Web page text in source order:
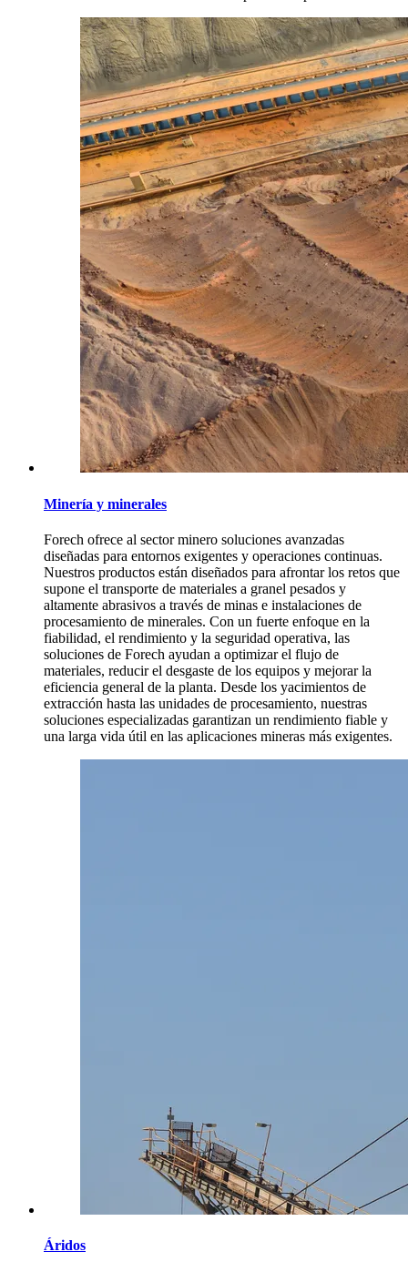
Minería y minerales
Forech ofrece al sector minero soluciones avanzadas
diseñadas para entornos exigentes y operaciones continuas.
Nuestros productos están diseñados para afrontar los retos que
supone el transporte de materiales a granel pesados y
altamente abrasivos a través de minas e instalaciones de
procesamiento de minerales. Con un fuerte enfoque en la
fiabilidad, el rendimiento y la seguridad operativa, las
soluciones de Forech ayudan a optimizar el flujo de
materiales, reducir el desgaste de los equipos y mejorar la
eficiencia general de la planta. Desde los yacimientos de
extracción hasta las unidades de procesamiento, nuestras
soluciones especializadas garantizan un rendimiento fiable y
una larga vida útil en las aplicaciones mineras más exigentes.
Áridos